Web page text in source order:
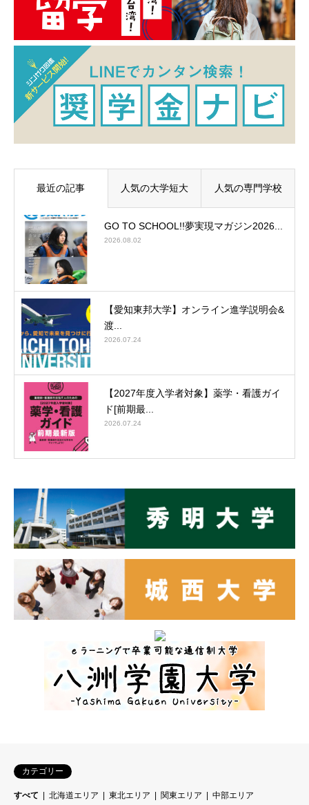
最近の記事 人気の大学短大 人気の専門学校
GO TO SCHOOL!!夢実現マガジン2026...
2026.08.02
【愛知東邦大学】オンライン進学説明会&
渡...
2026.07.24
【2027年度入学者対象】薬学・看護ガイ
ド[前期最...
2026.07.24
カテゴリー
すべて 北海道エリア 東北エリア 関東エリア 中部エリア